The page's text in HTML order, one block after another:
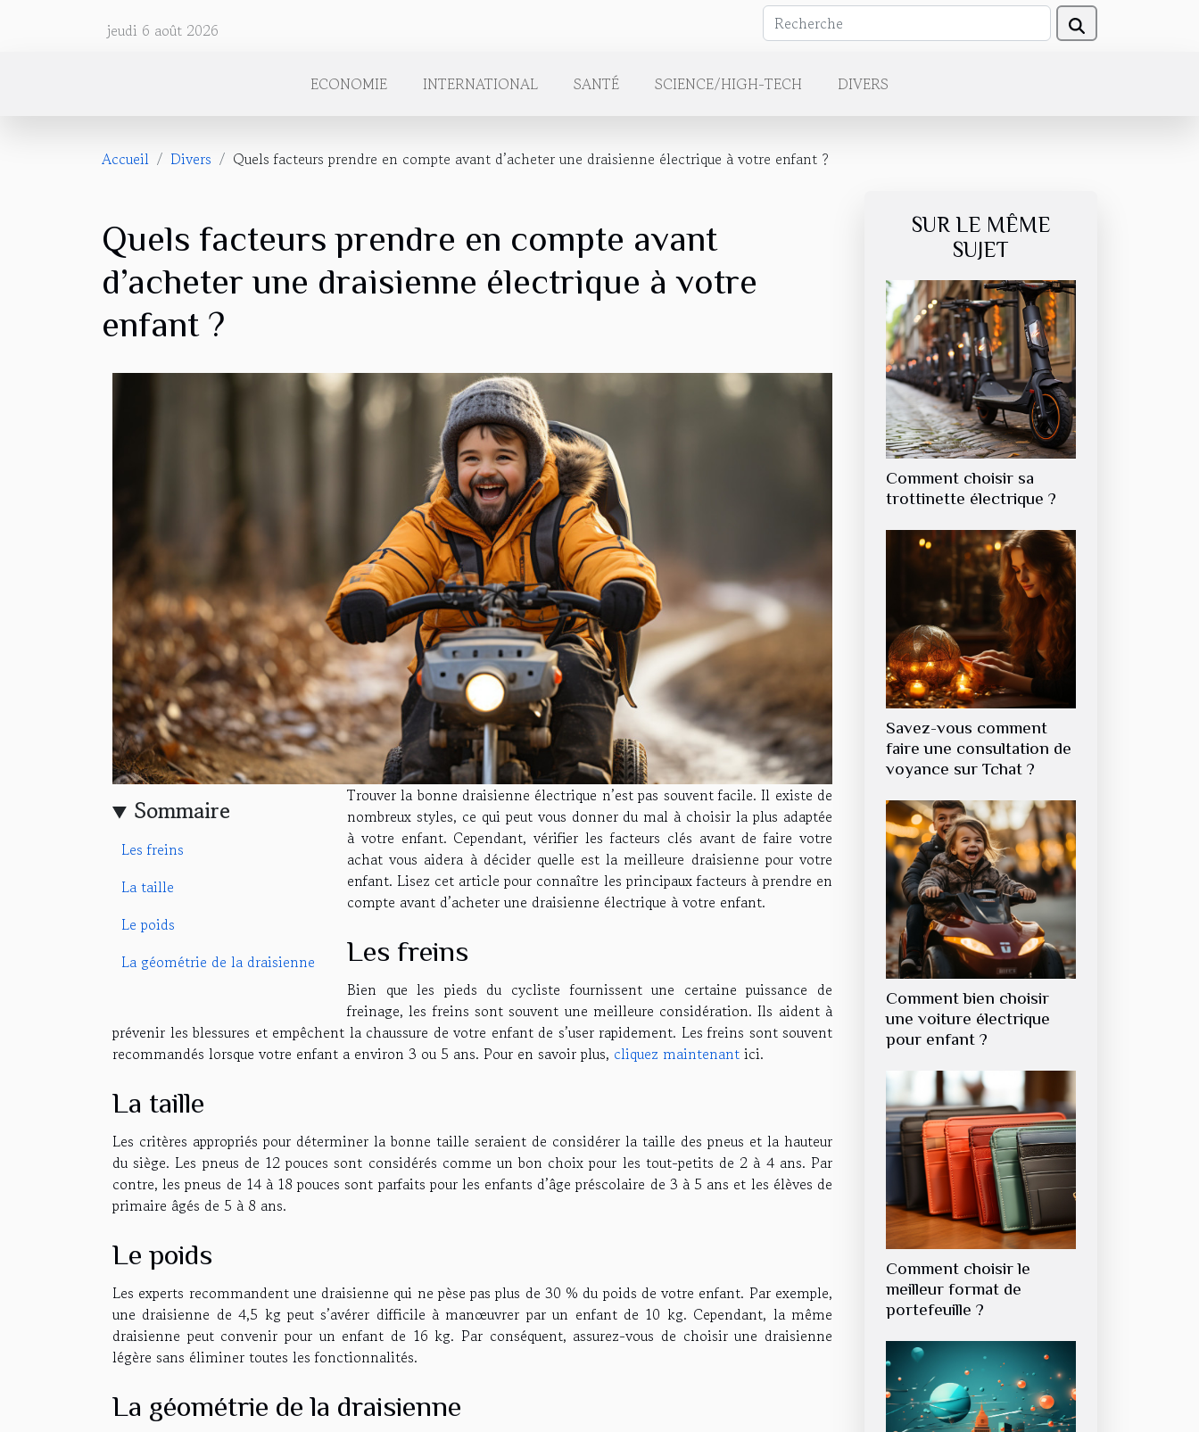
jeudi 6 août 2026
ECONOMIE INTERNATIONAL SANTÉ SCIENCE/HIGH-TECH DIVERS
Accueil Divers Quels facteurs prendre en compte avant d’acheter une draisienne électrique à votre enfant ?
Quels facteurs prendre en compte avant
d’acheter une draisienne électrique à votre
enfant ?
Sommaire
Les freins
La taille
Le poids
La géométrie de la draisienne
Trouver la bonne draisienne électrique n’est pas souvent facile. Il existe de
nombreux styles, ce qui peut vous donner du mal à choisir la plus adaptée
à votre enfant. Cependant, vérifier les facteurs clés avant de faire votre
achat vous aidera à décider quelle est la meilleure draisienne pour votre
enfant. Lisez cet article pour connaître les principaux facteurs à prendre en
compte avant d’acheter une draisienne électrique à votre enfant.
Les freins
Bien que les pieds du cycliste fournissent une certaine puissance de
freinage, les freins sont souvent une meilleure considération. Ils aident à
prévenir les blessures et empêchent la chaussure de votre enfant de s’user rapidement. Les freins sont souvent
recommandés lorsque votre enfant a environ 3 ou 5 ans. Pour en savoir plus, cliquez maintenant ici.
La taille
Les critères appropriés pour déterminer la bonne taille seraient de considérer la taille des pneus et la hauteur
du siège. Les pneus de 12 pouces sont considérés comme un bon choix pour les tout-petits de 2 à 4 ans. Par
contre, les pneus de 14 à 18 pouces sont parfaits pour les enfants d’âge préscolaire de 3 à 5 ans et les élèves de
primaire âgés de 5 à 8 ans.
Le poids
Les experts recommandent une draisienne qui ne pèse pas plus de 30 % du poids de votre enfant. Par exemple,
une draisienne de 4,5 kg peut s’avérer difficile à manœuvrer par un enfant de 10 kg. Cependant, la même
draisienne peut convenir pour un enfant de 16 kg. Par conséquent, assurez-vous de choisir une draisienne
légère sans éliminer toutes les fonctionnalités.
La géométrie de la draisienne
SUR LE MÊME
SUJET
Comment choisir sa
trottinette électrique ?
Savez-vous comment
faire une consultation de
voyance sur Tchat ?
Comment bien choisir
une voiture électrique
pour enfant ?
Comment choisir le
meilleur format de
portefeuille ?